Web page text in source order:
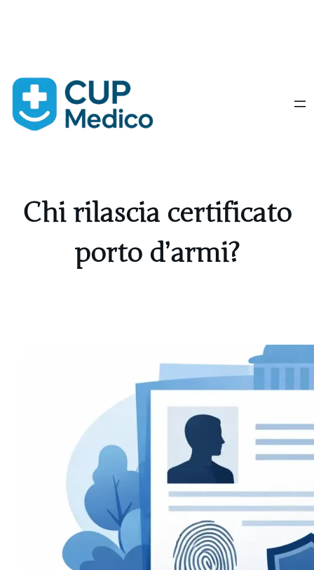
al
contenuto
Chi rilascia certificato
porto d’armi?